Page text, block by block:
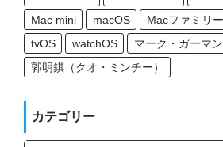
Mac mini
macOS Macファミリー
tvOS
watchOS
マーク・ガーマン
郭明錤（クオ・ミンチー）
カテゴリー
カ